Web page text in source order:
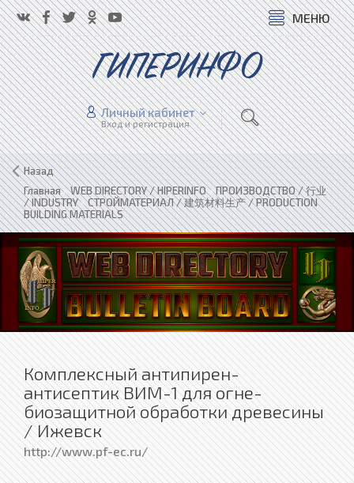
МЕНЮ
ГИПЕРИНФО
Личный кабинет
Вход и регистрация
Назад
Главная»WEB DIRECTORY / HIPERINFO»ПРОИЗВОДСТВО / 行业
/ INDUSTRY»СТРОЙМАТЕРИАЛ / 建筑材料生产 / PRODUCTION
BUILDING MATERIALS
Комплексный антипирен-
антисептик ВИМ-1 для огне-
биозащитной обработки древесины
/ Ижевск
http://www.pf-ec.ru/